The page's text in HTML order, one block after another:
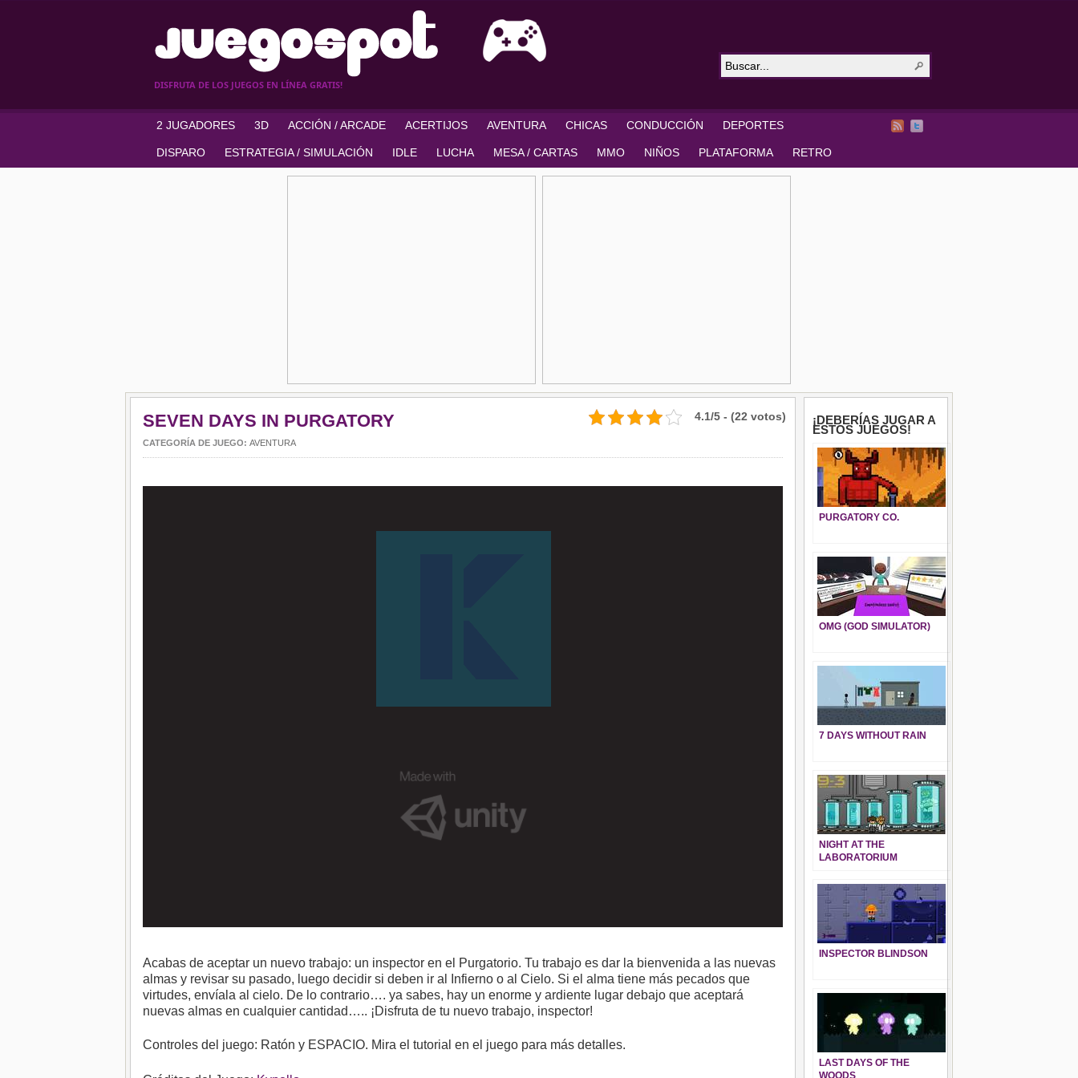
DISFRUTA DE LOS JUEGOS EN LÍNEA GRATIS!
2 JUGADORES 3D ACCIÓN / ARCADE ACERTIJOS AVENTURA CHICAS CONDUCCIÓN DEPORTES
DISPARO ESTRATEGIA / SIMULACIÓN IDLE LUCHA MESA / CARTAS MMO NIÑOS PLATAFORMA RETRO
4.1/5 - (22 votos)
SEVEN DAYS IN PURGATORY
CATEGORÍA DE JUEGO: AVENTURA
Acabas de aceptar un nuevo trabajo: un inspector en el Purgatorio. Tu trabajo es dar la bienvenida a las nuevas
almas y revisar su pasado, luego decidir si deben ir al Infierno o al Cielo. Si el alma tiene más pecados que
virtudes, envíala al cielo. De lo contrario…. ya sabes, hay un enorme y ardiente lugar debajo que aceptará
nuevas almas en cualquier cantidad….. ¡Disfruta de tu nuevo trabajo, inspector!
Controles del juego: Ratón y ESPACIO. Mira el tutorial en el juego para más detalles.
¡DEBERÍAS JUGAR A
ESTOS JUEGOS!
PURGATORY CO.
OMG (GOD SIMULATOR)
7 DAYS WITHOUT RAIN
NIGHT AT THE
LABORATORIUM
INSPECTOR BLINDSON
LAST DAYS OF THE
WOODS